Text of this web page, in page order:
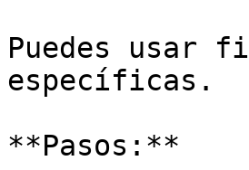
Puedes usar
específicas.
**Pasos:**